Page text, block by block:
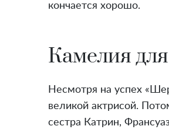
кончается хорошо.
Камелия
Несмотря на успех
великой актрисой.
сестра Катрин,